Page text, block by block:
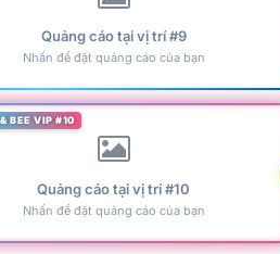
Quảng cáo tại vị trí #9
Nhấn để đặt quảng cáo của bạn
BEE VIP #10
Quảng cáo tại vị trí #10
Nhấn để đặt quảng cáo của bạn